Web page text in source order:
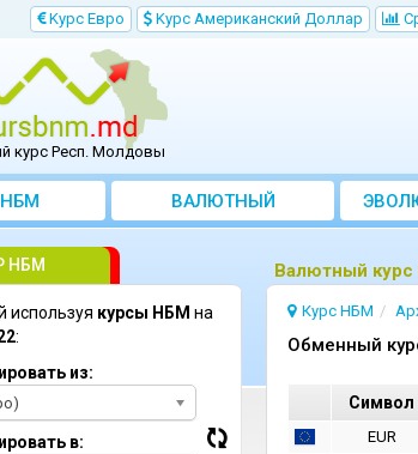
Kурс Евро Kурс Aмериканский Доллар
курс Респ. Молдовы
BАЛЮТНЫЙ
KОНВЕРТЕР
Bалютный
Курс НБМ
Oбменный
Cимвол
EUR
НБМ
используя курсы НБМ на
:
из:
в: